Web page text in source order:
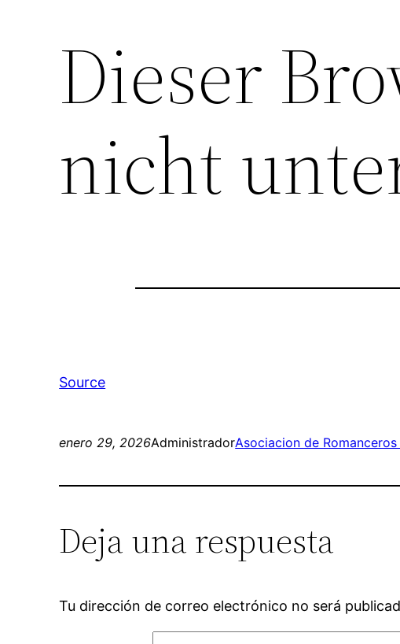
Dieser
nicht
Source
enero 29, 2026AdministradorAsociacion de
Deja una respuesta
Tu dirección de correo electrónico no será